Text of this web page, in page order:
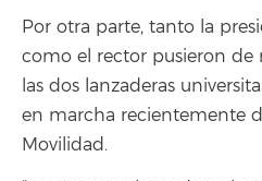
Por otra parte, tanto la
como el rector pusieron de
las dos lanzaderas
en marcha recientemente
Movilidad.